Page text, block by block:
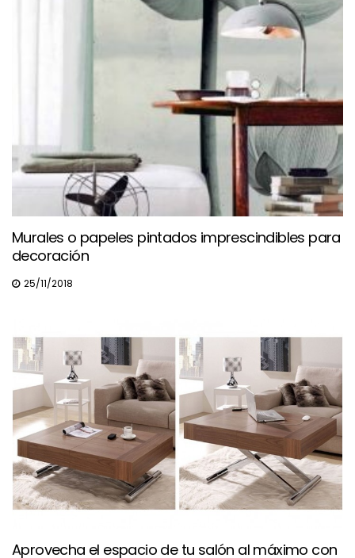
Murales o papeles pintados imprescindibles para
decoración
25/11/2018
Aprovecha el espacio de tu salón al máximo con